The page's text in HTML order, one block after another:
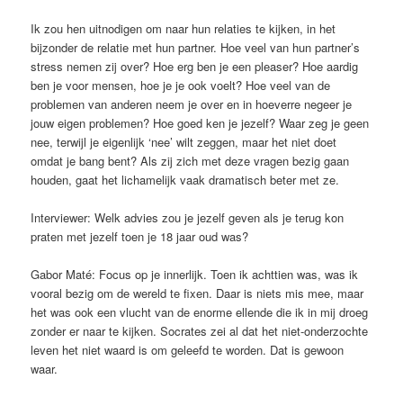
Ik zou hen uitnodigen om naar hun relaties te kijken, in het
bijzonder de relatie met hun partner. Hoe veel van hun partner’s
stress nemen zij over? Hoe erg ben je een pleaser? Hoe aardig
ben je voor mensen, hoe je je ook voelt? Hoe veel van de
problemen van anderen neem je over en in hoeverre negeer je
jouw eigen problemen? Hoe goed ken je jezelf? Waar zeg je geen
nee, terwijl je eigenlijk ‘nee’ wilt zeggen, maar het niet doet
omdat je bang bent? Als zij zich met deze vragen bezig gaan
houden, gaat het lichamelijk vaak dramatisch beter met ze.
Interviewer: Welk advies zou je jezelf geven als je terug kon
praten met jezelf toen je 18 jaar oud was?
Gabor Maté: Focus op je innerlijk. Toen ik achttien was, was ik
vooral bezig om de wereld te fixen. Daar is niets mis mee, maar
het was ook een vlucht van de enorme ellende die ik in mij droeg
zonder er naar te kijken. Socrates zei al dat het niet-onderzochte
leven het niet waard is om geleefd te worden. Dat is gewoon
waar.